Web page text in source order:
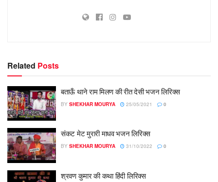
Related Posts
बताऊँ थाने राम मिलण की रीत देसी भजन लिरिक्स
BY SHEKHAR MOURYA 25/05/2021 0
संकट मेट मुरारी माधव भजन लिरिक्स
BY SHEKHAR MOURYA 31/10/2022 0
श्रवण कुमार की कथा हिंदी लिरिक्स